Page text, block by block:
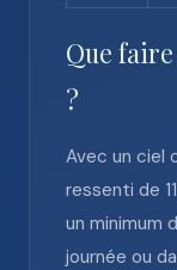
Que
?
Avec un ciel
ressenti de
un minimum
journée ou